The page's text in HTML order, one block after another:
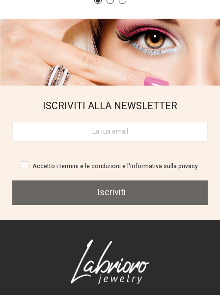
ISCRIVITI ALLA NEWSLETTER
Iscriviti
Accetto i termini e le condizioni e l'informativa sulla privacy.